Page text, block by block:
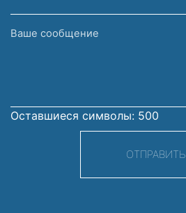
Ваше
Оставшиеся символы: 500
ОТПРАВИТЬ